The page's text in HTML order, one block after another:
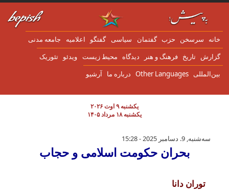
به محتوای اصلی
سرسخن حزب گفتمان سياسی گفتگو اعلاميه جامعه مدنی
تاریخ فرهنگ و هنر دیدگاه محیط زیست ویدئو تئوریک
Other Languages درباره ما آرشیو
یکشنبه ۹ اوت ۲۰۲۶
یکشنبه ۱۸ مرداد ۱۴۰۵
بحران حکومت اسلامی و حجاب
سه‌شنبه, 9. دسامبر 2025 - 15:28
بحران حکومت اسلامی و حجاب
توران دانا